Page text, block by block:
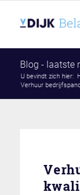
Blog - laatste
U bevindt zich hier:
Verhuur